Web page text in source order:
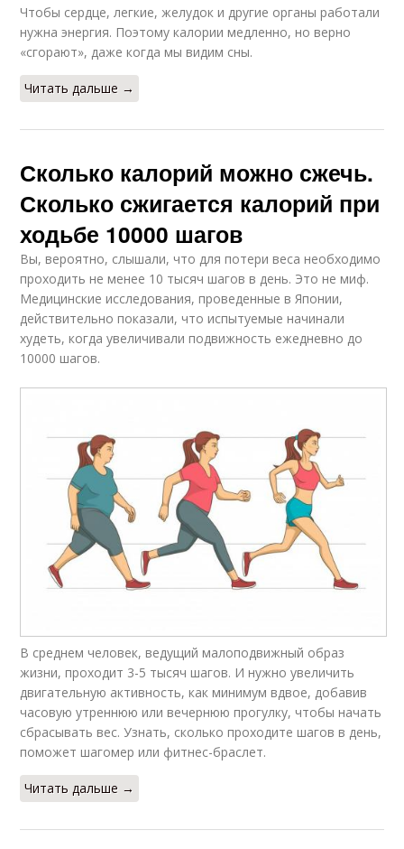
Чтобы сердце, легкие, желудок и другие органы работали
нужна энергия. Поэтому калории медленно, но верно
«сгорают», даже когда мы видим сны.
Читать дальше →
Сколько калорий можно сжечь.
Сколько сжигается калорий при
ходьбе 10000 шагов
Вы, вероятно, слышали, что для потери веса необходимо
проходить не менее 10 тысяч шагов в день. Это не миф.
Медицинские исследования, проведенные в Японии,
действительно показали, что испытуемые начинали
худеть, когда увеличивали подвижность ежедневно до
10000 шагов.
В среднем человек, ведущий малоподвижный образ
жизни, проходит 3-5 тысяч шагов. И нужно увеличить
двигательную активность, как минимум вдвое, добавив
часовую утреннюю или вечернюю прогулку, чтобы начать
сбрасывать вес. Узнать, сколько проходите шагов в день,
поможет шагомер или фитнес-браслет.
Читать дальше →